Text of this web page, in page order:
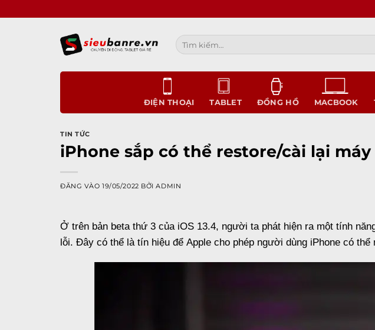
qua
Tìm
kiếm:
ĐIỆN THOẠI TABLET ĐỒNG HỒ MACBOOK
TIN TỨC
iPhone sắp có thể restore/cài lại
ĐĂNG VÀO19/05/2022 BỞIADMIN
Ở trên bản beta thứ 3 của iOS 13.4, người ta phát hiện ra một tính
lỗi. Đây có thể là tín hiệu để Apple cho phép người dùng iPhone có thể